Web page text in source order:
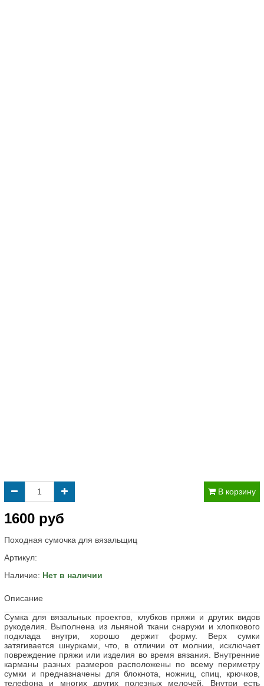
В корзину
1600 руб
Походная сумочка для вязальщиц
Артикул:
Наличие: Нет в наличии
Описание
Cумка для вязальных проектов, клубков пряжи и других видов
рукоделия. Выполнена из льняной ткани снаружи и хлопкового
подклада внутри, хорошо держит форму. Верх сумки
затягивается шнурками, что, в отличии от молнии, исключает
повреждение пряжи или изделия во время вязания. Внутренние
карманы разных размеров расположены по всему периметру
сумки и предназначены для блокнота, ножниц, спиц, крючков,
телефона и многих других полезных мелочей. Внутри есть